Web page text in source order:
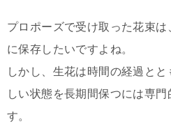
プロポーズで受け取った花束
に保存したいですよね。
しかし、生花は時間の経過と
しい状態を長期間保つには専
す。